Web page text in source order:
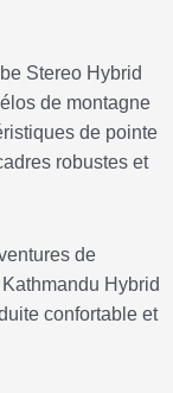
Stereo Hybrid
de montagne
de pointe
robustes et
de
Hybrid
confortable et